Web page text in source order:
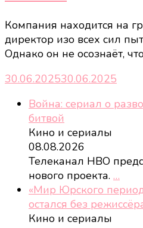
Компания находится на
директор изо всех сил
Однако он не осознаёт,
30.06.202530.06.2025
Война: сериал о
битвой
Кино и сериалы
08.08.2026
Телеканал HBO
нового проекта. …
«Мир Юрского
остался без
Кино и сериалы